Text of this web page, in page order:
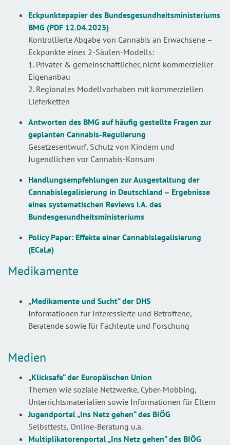
Eckpunktepapier des Bundesgesundheitsministeriums
BMG (PDF 12.04.2023)
Kontrollierte Abgabe von Cannabis an Erwachsene –
Eckpunkte eines 2-Säulen-Modells:
1. Privater & gemeinschaftlicher, nicht-kommerzieller
Eigenanbau
2. Regionales Modellvorhaben mit kommerziellen
Lieferketten
Antworten des BMG auf häufig gestellte Fragen zur
geplanten Cannabis-Regulierung
Gesetzesentwurf, Schutz von Kindern und
Jugendlichen vor Cannabis-Konsum
Handlungsempfehlungen zur Ausgestaltung der
Cannabislegalisierung in Deutschland – Ergebnisse
eines systematischen Reviews i.A. des
Bundesgesundheitsministeriums
Policy Paper: Effekte einer Cannabislegalisierung
(ECaLe)
Medikamente
„Medikamente und Sucht“ der DHS
Informationen für Interessierte und Betroffene,
Beratende sowie für Fachleute und Forschung
Medien
„Klicksafe“ der Europäischen Union
Themen wie soziale Netzwerke, Cyber-Mobbing,
Unterrichtsmaterialien sowie Informationen für Eltern
Jugendportal „Ins Netz gehen“des BIÖG
Selbsttests, Online-Beratung u.a.
Multiplikatorenportal „Ins Netz gehen“des BIÖG